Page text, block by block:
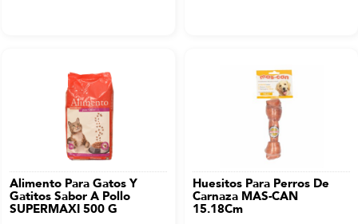
Alimento Para Gatos Y
Gatitos Sabor A Pollo
SUPERMAXI 500 G
Huesitos Para Perros De
Carnaza MAS-CAN
15.18Cm